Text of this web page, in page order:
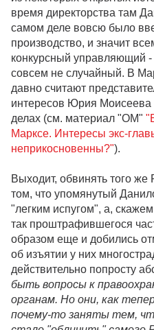
время директорства там
самом деле вовсю было
производство, и значит
конкурсный управляющий
совсем не случайный. В
давно считают
интересов Юрия Моисеева
делах (см. материал "ОМ"
Марксе. Интересы экс-
неприкосновенны?").
Выходит, обвинять того
том, что упомянутый
"легким испугом", а,
так проштрафившегося
образом еще и добились
об изъятии у них
действительно попросту
быть вопросы к
органам. Но они, как
почему-то заняты тем,